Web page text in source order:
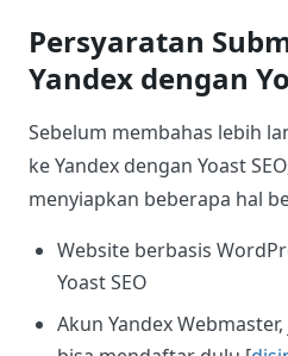
Persyaratan
Yandex dengan
Sebelum membahas lebih
ke Yandex dengan Yoast
menyiapkan beberapa hal
Website berbasis
Yoast SEO
Akun Yandex